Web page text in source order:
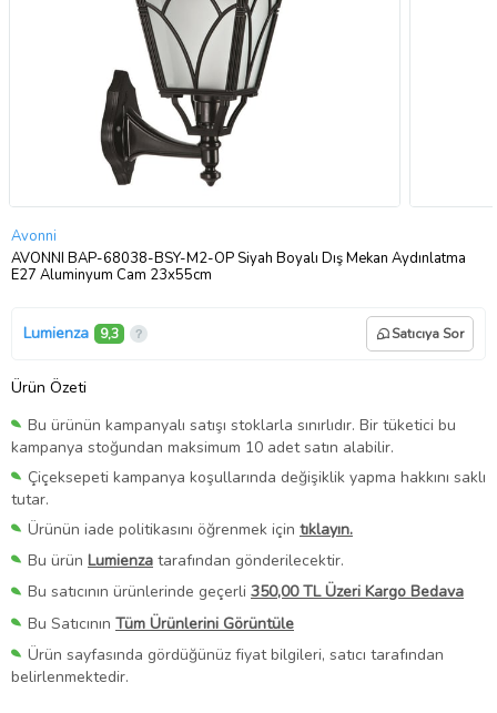
Avonni
AVONNI BAP-68038-BSY-M2-OP Siyah Boyalı Dış Mekan Aydınlatma
E27 Aluminyum Cam 23x55cm
Lumienza 9,3 Satıcıya Sor
Ürün Özeti
Bu ürünün kampanyalı satışı stoklarla sınırlıdır. Bir tüketici bu
kampanya stoğundan maksimum 10 adet satın alabilir.
Çiçeksepeti kampanya koşullarında değişiklik yapma hakkını saklı
tutar.
Ürünün iade politikasını öğrenmek için tıklayın.
Bu ürün Lumienza tarafından gönderilecektir.
Bu satıcının ürünlerinde geçerli 350,00 TL Üzeri Kargo Bedava
Bu Satıcının Tüm Ürünlerini Görüntüle
Ürün sayfasında gördüğünüz fiyat bilgileri, satıcı tarafından
belirlenmektedir.